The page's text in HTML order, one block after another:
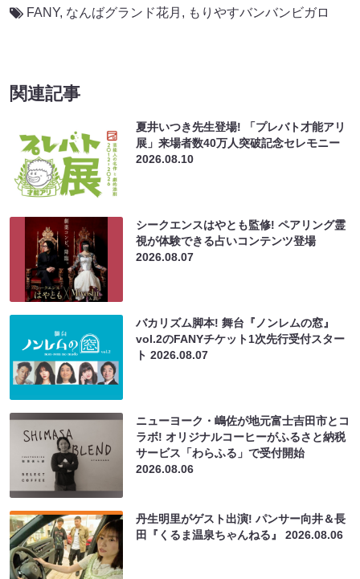
FANY, なんばグランド花月 , もりやすバンバンビガロ
関連記事
夏井いつき先生登場! 「プレバト才能アリ
展」来場者数40万人突破記念セレモニー
2026.08.10
シークエンスはやとも監修! ペアリング霊
視が体験できる占いコンテンツ登場
2026.08.07
バカリズム脚本! 舞台『ノンレムの窓』
vol.2のFANYチケット1次先行受付スター
ト2026.08.07
ニューヨーク・嶋佐が地元富士吉田市とコ
ラボ! オリジナルコーヒーがふるさと納税
サービス「わらふる」で受付開始
2026.08.06
丹生明里がゲスト出演! パンサー向井＆長
田『くるま温泉ちゃんねる』2026.08.06